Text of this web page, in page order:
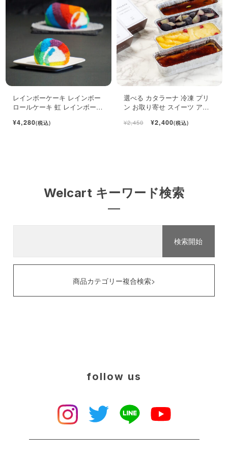
レインボーケーキ レインボー
ロールケーキ 虹 レインボース
¥4,280(税込)
選べる カタラーナ 冷凍 プリ
ン お取り寄せ スイーツ アイ
¥2,450 ¥2,400(税込)
Welcart キーワード検索
商品カテゴリー複合検索>
follow us